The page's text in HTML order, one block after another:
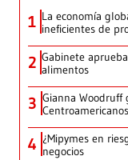
1 La economía
ineficientes de
2 Gabinete
alimentos
3 Gianna Woodruff
4 ¿Mipymes en
negocios